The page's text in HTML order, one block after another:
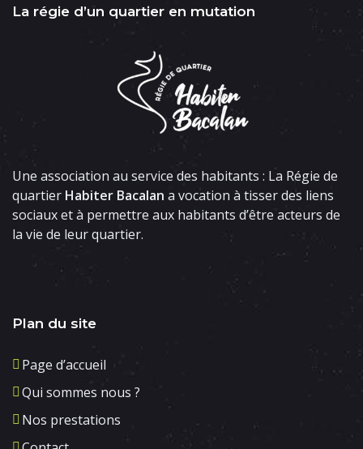
La régie d’un quartier en mutation
Une association au service des habitants : La Régie de
quartier Habiter Bacalan a vocation à tisser des liens
sociaux et à permettre aux habitants d’être acteurs de
la vie de leur quartier.
Plan du site
Page d’accueil
Qui sommes nous ?
Nos prestations